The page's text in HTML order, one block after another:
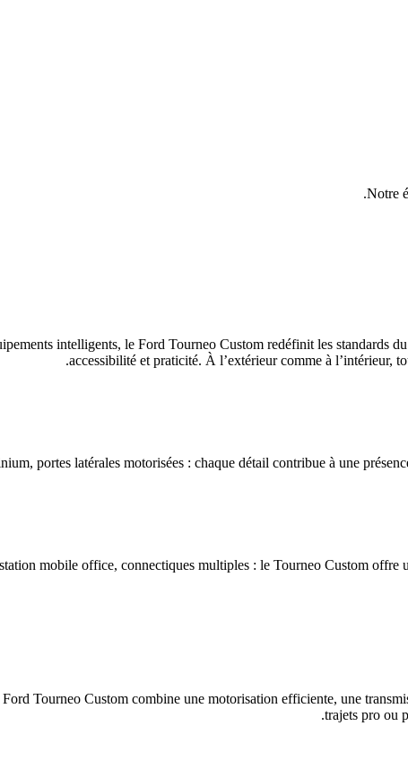
Notre
intelligents, le Ford Tourneo Custom redéfinit les standards
accessibilité et praticité. À l’extérieur comme à l’intérieur,
portes latérales motorisées : chaque détail contribue à une
mobile office, connectiques multiples : le Tourneo Custom offre
Tourneo Custom combine une motorisation efficiente, une
trajets pro ou